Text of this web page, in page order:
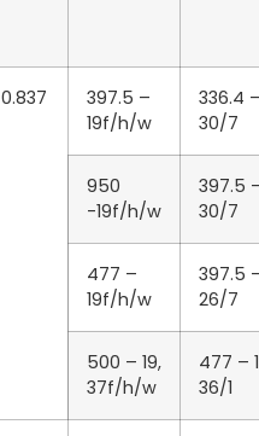
0.837
397.5 –
19f/h/w
336.4 –
30/7
950
-19f/h/w
397.5
30/7
477 –
19f/h/w
397.5
26/7
500 – 19,
37f/h/w
477 –
36/1